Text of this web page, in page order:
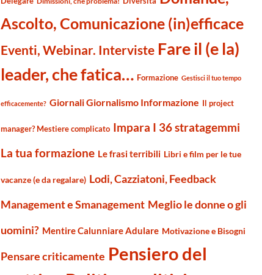
Ascolto, Comunicazione (in)efficace
Eventi, Webinar. Interviste Fare il (e la)
leader, che fatica… Formazione Gestisci il tuo tempo
efficacemente? Giornali Giornalismo Informazione Il project
manager? Mestiere complicato Impara I 36 stratagemmi
La tua formazione Le frasi terribili Libri e film per le tue
vacanze (e da regalare) Lodi, Cazziatoni, Feedback
Management e Smanagement Meglio le donne o gli
uomini? Mentire Calunniare Adulare Motivazione e Bisogni
Pensare criticamente Pensiero del